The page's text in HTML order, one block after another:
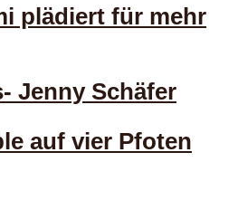
plädiert für mehr
Jenny Schäfer
auf vier Pfoten